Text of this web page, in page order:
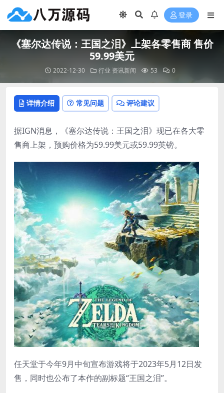
登录
《塞尔达传说：王国之泪》上架各零售商 售价
59.99美元
2022-12-30 行业 资讯新闻 53 0
详情介绍 常见问题 评论建议
据IGN消息，《塞尔达传说：王国之泪》现已在各大零
售商上架，预购价格为59.99美元或59.99英镑。
任天堂于今年9月中旬宣布游戏将于2023年5月12日发
售，同时也公布了本作的副标题“王国之泪”。